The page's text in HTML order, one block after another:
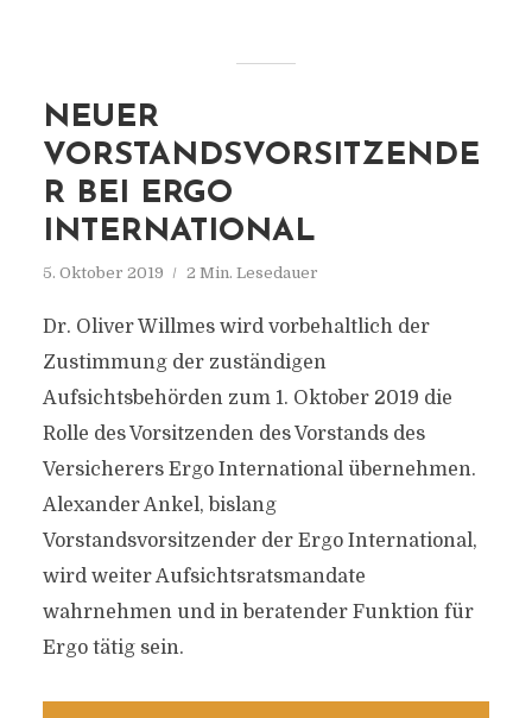
NEUER
VORSTANDSVORSITZENDE
R BEI ERGO
INTERNATIONAL
5. Oktober 2019 2 Min. Lesedauer
Dr. Oliver Willmes wird vorbehaltlich der
Zustimmung der zuständigen
Aufsichtsbehörden zum 1. Oktober 2019 die
Rolle des Vorsitzenden des Vorstands des
Versicherers Ergo International übernehmen.
Alexander Ankel, bislang
Vorstandsvorsitzender der Ergo International,
wird weiter Aufsichtsratsmandate
wahrnehmen und in beratender Funktion für
Ergo tätig sein.